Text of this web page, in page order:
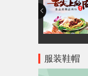
服装鞋帽